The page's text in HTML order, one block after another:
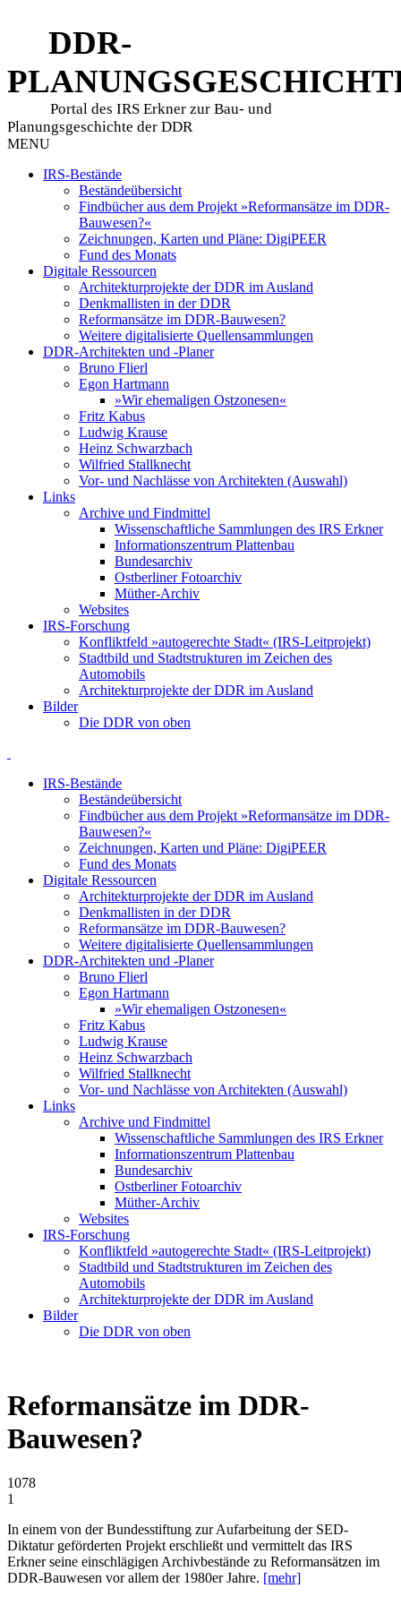
DDR-
Portal des IRS Erkner zur Bau- und
Planungsgeschichte der DDR
MENU
IRS-Bestände
Beständeübersicht
Findbücher aus dem Projekt »Reformansätze im DDR-
Bauwesen?«
Zeichnungen, Karten und Pläne: DigiPEER
Fund des Monats
Digitale Ressourcen
Architekturprojekte der DDR im Ausland
Denkmallisten in der DDR
Reformansätze im DDR-Bauwesen?
Weitere digitalisierte Quellensammlungen
DDR-Architekten und -Planer
Bruno Flierl
Egon Hartmann
»Wir ehemaligen Ostzonesen«
Fritz Kabus
Ludwig Krause
Heinz Schwarzbach
Wilfried Stallknecht
Vor- und Nachlässe von Architekten (Auswahl)
Links
Archive und Findmittel
Wissenschaftliche Sammlungen des IRS Erkner
Informationszentrum Plattenbau
Bundesarchiv
Ostberliner Fotoarchiv
Müther-Archiv
Websites
IRS-Forschung
Konfliktfeld »autogerechte Stadt« (IRS-Leitprojekt)
Stadtbild und Stadtstrukturen im Zeichen des
Automobils
Architekturprojekte der DDR im Ausland
Bilder
Die DDR von oben
IRS-Bestände
Beständeübersicht
Findbücher aus dem Projekt »Reformansätze im DDR-
Bauwesen?«
Zeichnungen, Karten und Pläne: DigiPEER
Fund des Monats
Digitale Ressourcen
Architekturprojekte der DDR im Ausland
Denkmallisten in der DDR
Reformansätze im DDR-Bauwesen?
Weitere digitalisierte Quellensammlungen
DDR-Architekten und -Planer
Bruno Flierl
Egon Hartmann
»Wir ehemaligen Ostzonesen«
Fritz Kabus
Ludwig Krause
Heinz Schwarzbach
Wilfried Stallknecht
Vor- und Nachlässe von Architekten (Auswahl)
Links
Archive und Findmittel
Wissenschaftliche Sammlungen des IRS Erkner
Informationszentrum Plattenbau
Bundesarchiv
Ostberliner Fotoarchiv
Müther-Archiv
Websites
IRS-Forschung
Konfliktfeld »autogerechte Stadt« (IRS-Leitprojekt)
Stadtbild und Stadtstrukturen im Zeichen des
Automobils
Architekturprojekte der DDR im Ausland
Bilder
Die DDR von oben
Reformansätze im DDR-
Bauwesen?
1078
1
In einem von der Bundesstiftung zur Aufarbeitung der SED-
Diktatur geförderten Projekt erschließt und vermittelt das IRS
Erkner seine einschlägigen Archivbestände zu Reformansätzen im
DDR-Bauwesen vor allem der 1980er Jahre. [mehr]